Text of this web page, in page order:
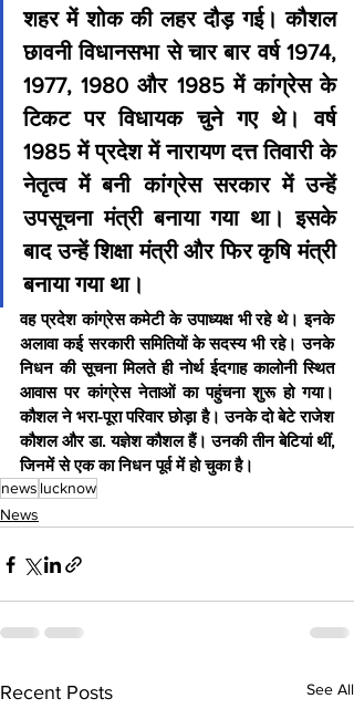
शहर में शोक की लहर दौड़ गई। कौशल
छावनी विधानसभा से चार बार वर्ष 1974,
1977, 1980 और 1985 में कांग्रेस के
टिकट पर विधायक चुने गए थे। वर्ष
1985 में प्रदेश में नारायण दत्त तिवारी के
नेतृत्व में बनी कांग्रेस सरकार में उन्हें
उपसूचना मंत्री बनाया गया था। इसके
बाद उन्हें शिक्षा मंत्री और फिर कृषि मंत्री
बनाया गया था।
वह प्रदेश कांग्रेस कमेटी के उपाध्यक्ष भी रहे थे। इनके
अलावा कई सरकारी समितियों के सदस्य भी रहे। उनके
निधन की सूचना मिलते ही नोर्थ ईदगाह कालोनी स्थित
आवास पर कांग्रेस नेताओं का पहुंचना शुरू हो गया।
कौशल ने भरा-पूरा परिवार छोड़ा है। उनके दो बेटे राजेश
कौशल और डा. यज्ञेश कौशल हैं। उनकी तीन बेटियां थीं,
जिनमें से एक का निधन पूर्व में हो चुका है।
news lucknow
News
Recent Posts See All